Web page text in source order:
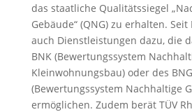
das staatliche Qualitätssiegel
Gebäude“ (QNG) zu erhalten.
auch Dienstleistungen dazu, die
BNK (Bewertungssystem
Kleinwohnungsbau) oder des BNG
(Bewertungssystem Nachhaltige
ermöglichen. Zudem berät TÜV